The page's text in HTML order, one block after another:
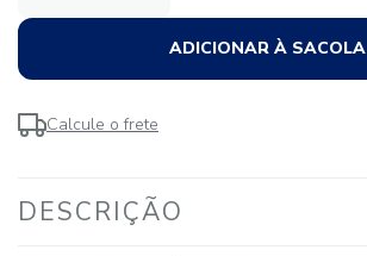
ADICIONAR À SACOLA
Calcule o frete
DESCRIÇÃO